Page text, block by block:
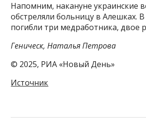
Напомним, накануне украинские
обстреляли больницу в Алешках. В
погибли три медработника, двое
Геническ, Наталья Петрова
© 2025, РИА «Новый День»
Источник